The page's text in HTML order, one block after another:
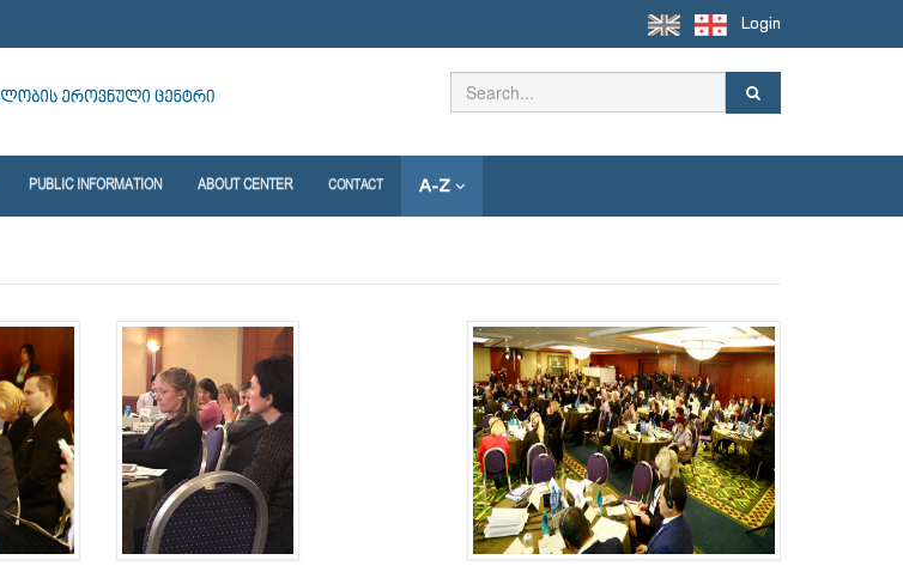
Login
PUBLIC INFORMATION ABOUT CENTER CONTACT A-Z